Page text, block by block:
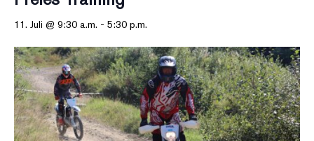
11. Juli @ 9:30 a.m. - 5:30 p.m.